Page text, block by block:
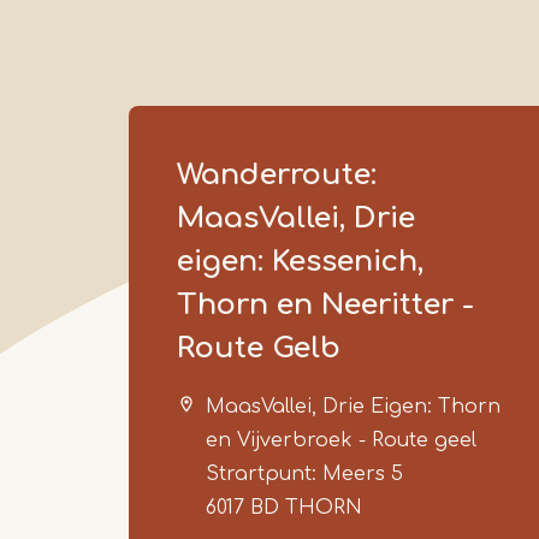
Wanderroute:
MaasVallei, Drie
eigen: Kessenich,
Thorn en Neeritter -
Route Gelb
MaasVallei, Drie Eigen: Thorn
en Vijverbroek - Route geel
Strartpunt: Meers 5
6017 BD THORN